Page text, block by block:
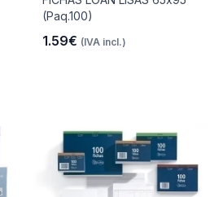
(Paq.100)
1.59€ (IVA incl.)